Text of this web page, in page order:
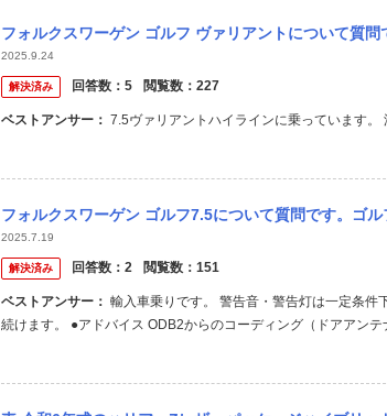
フォルクスワーゲン ゴルフ ヴァリアントについて質問です。 7.5か8の購入を検討していますが 機械式
2025.9.24
解決済み 回答数： 5 閲覧数： 227
ベストアンサー： 7.5ヴァリアントハイラインに乗っています。
フォルクスワーゲン ゴルフ7.5について質問です。ゴルフ7.5ヴァリアントに乗っています。 ドアのアンテナの
2025.7.19
解決済み 回答数： 2 閲覧数： 151
ベストアンサー：
続けます。 ●アドバイス ODB2からのコーディング（ドアアン
が可能かも知れませんがECUによってできる場合と出来ない場